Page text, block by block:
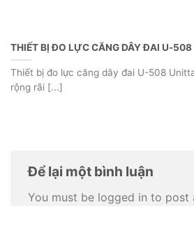
THIẾT BỊ ĐO LỰC CĂNG DÂY ĐAI U-508
Thiết bị đo lực căng dây đai U-508
rộng rãi [...]
Để lại một bình luận
You must be logged in to post